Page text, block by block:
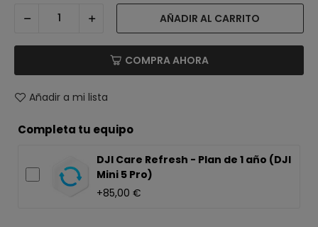
AÑADIR AL CARRITO
COMPRA AHORA
Añadir a mi lista
Completa tu equipo
DJI Care Refresh - Plan de 1 año (DJI
Mini 5 Pro)
+85,00 €